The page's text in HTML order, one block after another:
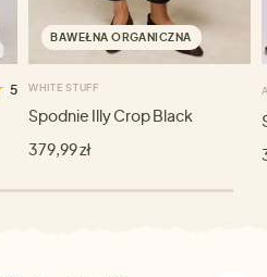
5
BAWEŁNA ORGANICZNA
WHITE STUFF
Spodnie Illy Crop Black
379,99 zł